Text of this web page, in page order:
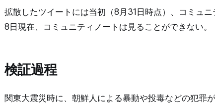
拡散したツイートには当初（8月31日時点）、コミュ
8日現在、コミュニティノートは見ることができない。
検証過程
関東大震災時に、朝鮮人による暴動や投毒などの犯罪